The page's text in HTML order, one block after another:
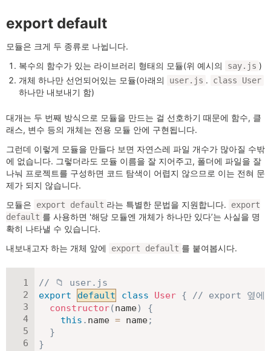
export default
모듈은 크게 두 종류로 나뉩니다.
복수의 함수가 있는 라이브러리 형태의 모듈(위 예시의
say.js )
개체 하나만 선언되어있는 모듈(아래의
user.js . class User
하나만 내보내기 함)
대개는 두 번째 방식으로 모듈을 만드는 걸 선호하기 때문에 함수, 클
래스, 변수 등의 개체는 전용 모듈 안에 구현됩니다.
그런데 이렇게 모듈을 만들다 보면 자연스레 파일 개수가 많아질 수밖
에 없습니다. 그렇더라도 모듈 이름을 잘 지어주고, 폴더에 파일을 잘
나눠 프로젝트를 구성하면 코드 탐색이 어렵지 않으므로 이는 전혀 문
제가 되지 않습니다.
모듈은
export default 라는 특별한 문법을 지원합니다.
export
default 를 사용하면 '해당 모듈엔 개체가 하나만 있다’는 사실을 명
확히 나타낼 수 있습니다.
내보내고자 하는 개체 앞에
export default 를 붙여봅시다.
// 📁 user.js
export
default class User {
// export 옆에
constructor(name)
{
this . name = name;
}
}